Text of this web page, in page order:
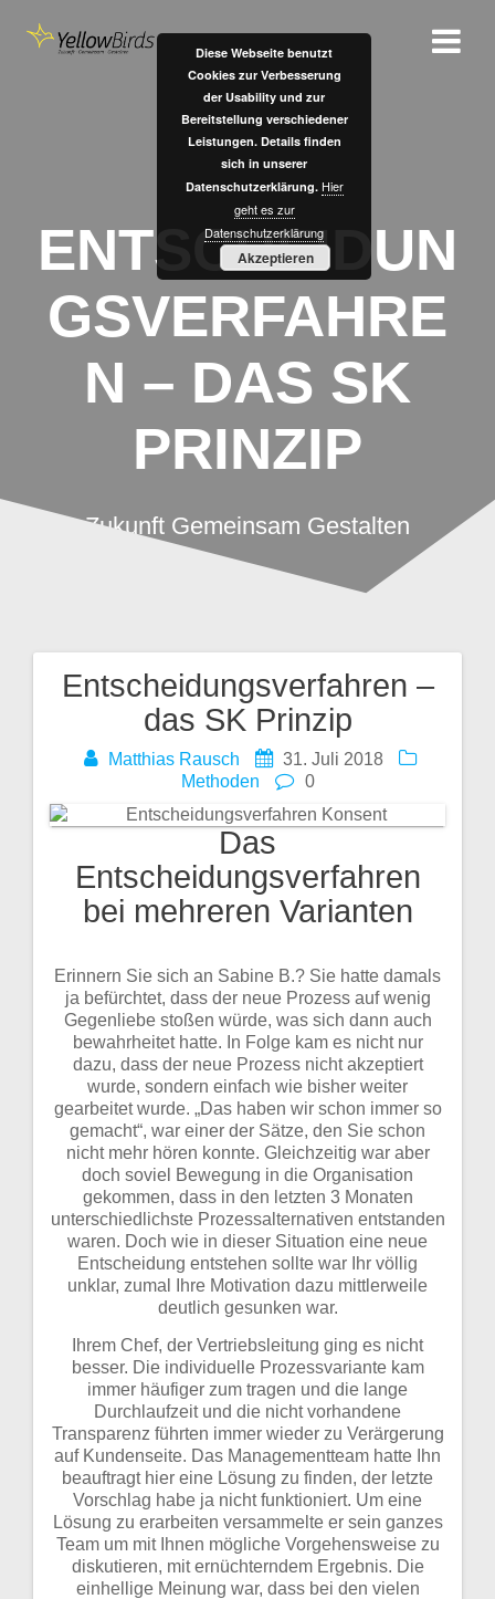
Inhalt
springen
ENTSCHEIDUN
GSVERFAHRE
N – DAS SK
PRINZIP
Zukunft Gemeinsam Gestalten
Entscheidungsverfahren –
das SK Prinzip
Matthias Rausch
31. Juli 2018
Methoden
0
Das
Entscheidungsverfahren
bei mehreren Varianten
Erinnern Sie sich an Sabine B.? Sie hatte damals
ja befürchtet, dass der neue Prozess auf wenig
Gegenliebe stoßen würde, was sich dann auch
bewahrheitet hatte. In Folge kam es nicht nur
dazu, dass der neue Prozess nicht akzeptiert
wurde, sondern einfach wie bisher weiter
gearbeitet wurde. „Das haben wir schon immer so
gemacht“, war einer der Sätze, den Sie schon
nicht mehr hören konnte. Gleichzeitig war aber
doch soviel Bewegung in die Organisation
gekommen, dass in den letzten 3 Monaten
unterschiedlichste Prozessalternativen entstanden
waren. Doch wie in dieser Situation eine neue
Entscheidung entstehen sollte war Ihr völlig
unklar, zumal Ihre Motivation dazu mittlerweile
deutlich gesunken war.
Ihrem Chef, der Vertriebsleitung ging es nicht
besser. Die individuelle Prozessvariante kam
immer häufiger zum tragen und die lange
Durchlaufzeit und die nicht vorhandene
Transparenz führten immer wieder zu Verärgerung
auf Kundenseite. Das Managementteam hatte Ihn
beauftragt hier eine Lösung zu finden, der letzte
Vorschlag habe ja nicht funktioniert. Um eine
Lösung zu erarbeiten versammelte er sein ganzes
Team um mit Ihnen mögliche Vorgehensweise zu
diskutieren, mit ernüchterndem Ergebnis. Die
einhellige Meinung war, dass bei den vielen
Beitragsnavigation
Diese Webseite benutzt
Cookies zur Verbesserung
der Usability und zur
Bereitstellung verschiedener
Leistungen. Details finden
sich in unserer
Datenschutzerklärung. Hier
geht es zur
Datenschutzerklärung
Akzeptieren